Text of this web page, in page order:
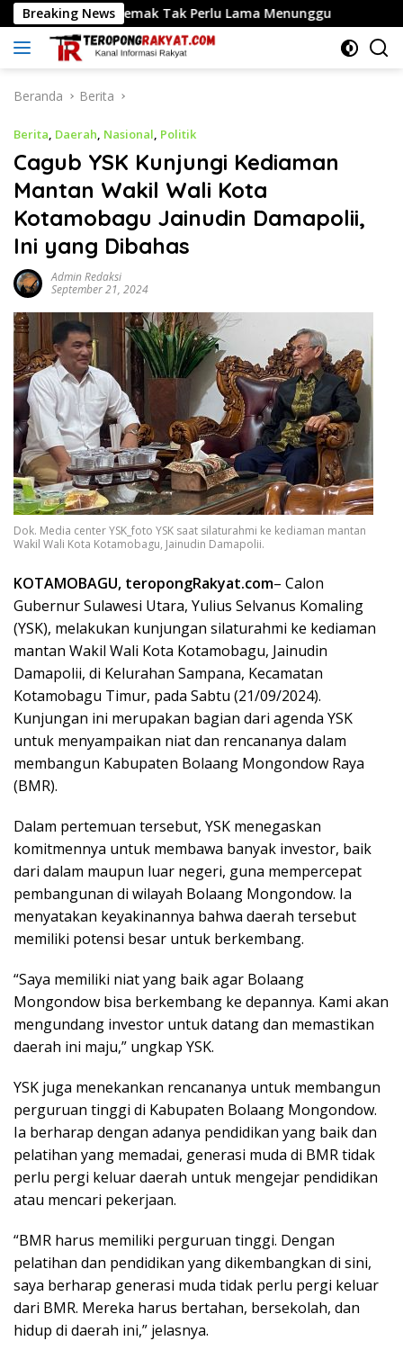
Langsung
ke
konten
Breaking News
Demak Tak Perlu Lama Menunggu Menteri
Beranda Berita
Berita, Daerah, Nasional, Politik
Cagub YSK Kunjungi Kediaman
Mantan Wakil Wali Kota
Kotamobagu Jainudin Damapolii,
Ini yang Dibahas
Admin Redaksi
September 21, 2024
Dok. Media center YSK_foto YSK saat silaturahmi ke kediaman mantan
Wakil Wali Kota Kotamobagu, Jainudin Damapolii.
KOTAMOBAGU, teropongRakyat.com– Calon
Gubernur Sulawesi Utara, Yulius Selvanus Komaling
(YSK), melakukan kunjungan silaturahmi ke kediaman
mantan Wakil Wali Kota Kotamobagu, Jainudin
Damapolii, di Kelurahan Sampana, Kecamatan
Kotamobagu Timur, pada Sabtu (21/09/2024).
Kunjungan ini merupakan bagian dari agenda YSK
untuk menyampaikan niat dan rencananya dalam
membangun Kabupaten Bolaang Mongondow Raya
(BMR).
Dalam pertemuan tersebut, YSK menegaskan
komitmennya untuk membawa banyak investor, baik
dari dalam maupun luar negeri, guna mempercepat
pembangunan di wilayah Bolaang Mongondow. Ia
menyatakan keyakinannya bahwa daerah tersebut
memiliki potensi besar untuk berkembang.
“Saya memiliki niat yang baik agar Bolaang
Mongondow bisa berkembang ke depannya. Kami akan
mengundang investor untuk datang dan memastikan
daerah ini maju,” ungkap YSK.
YSK juga menekankan rencananya untuk membangun
perguruan tinggi di Kabupaten Bolaang Mongondow.
Ia berharap dengan adanya pendidikan yang baik dan
pelatihan yang memadai, generasi muda di BMR tidak
perlu pergi keluar daerah untuk mengejar pendidikan
atau mencari pekerjaan.
“BMR harus memiliki perguruan tinggi. Dengan
pelatihan dan pendidikan yang dikembangkan di sini,
saya berharap generasi muda tidak perlu pergi keluar
dari BMR. Mereka harus bertahan, bersekolah, dan
hidup di daerah ini,” jelasnya.